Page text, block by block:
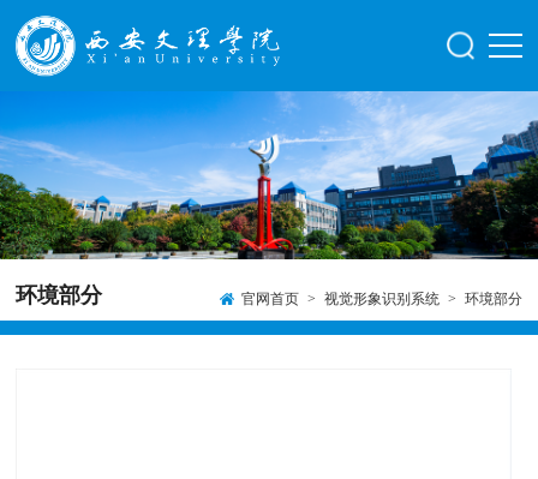
环境部分 官网首页 > 视觉形象识别系统 > 环境部分